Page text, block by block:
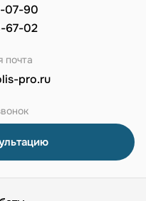
07-90
67-02
почта
pro.ru